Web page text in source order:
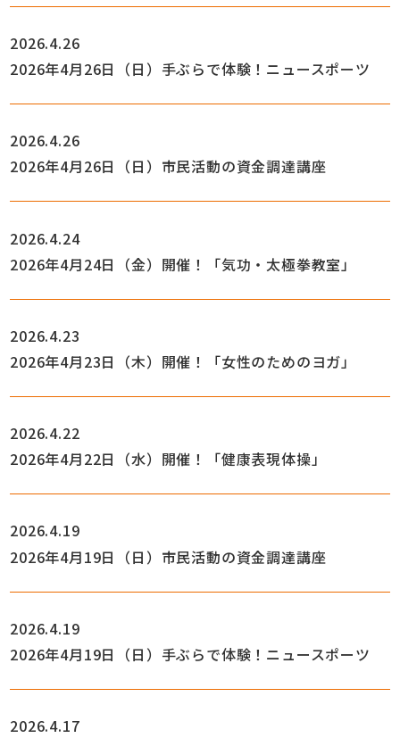
2026.4.26
2026年4月26日（日）手ぶらで体験！ニュースポーツ
2026.4.26
2026年4月26日（日）市民活動の資金調達講座
2026.4.24
2026年4月24日（金）開催！「気功・太極拳教室」
2026.4.23
2026年4月23日（木）開催！「女性のためのヨガ」
2026.4.22
2026年4月22日（水）開催！「健康表現体操」
2026.4.19
2026年4月19日（日）市民活動の資金調達講座
2026.4.19
2026年4月19日（日）手ぶらで体験！ニュースポーツ
2026.4.17